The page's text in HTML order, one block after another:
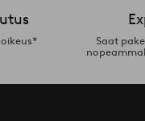
Saat